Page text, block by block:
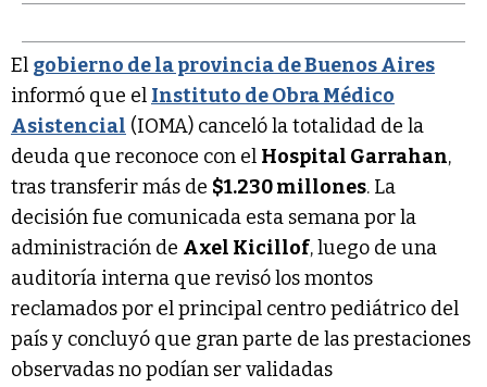
El gobierno de la provincia de Buenos Aires
informó que el Instituto de Obra Médico
Asistencial (IOMA) canceló la totalidad de la
deuda que reconoce con el Hospital Garrahan,
tras transferir más de $1.230 millones. La
decisión fue comunicada esta semana por la
administración de Axel Kicillof, luego de una
auditoría interna que revisó los montos
reclamados por el principal centro pediátrico del
país y concluyó que gran parte de las prestaciones
observadas no podían ser validadas